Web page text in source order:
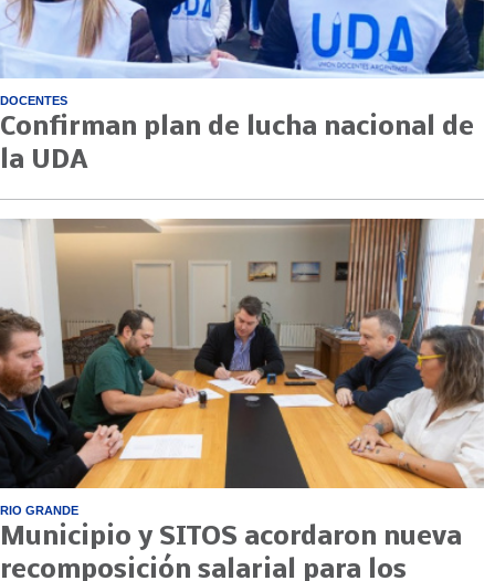
DOCENTES
Confirman plan de lucha nacional de
la UDA
RIO GRANDE
Municipio y SITOS acordaron nueva
recomposición salarial para los